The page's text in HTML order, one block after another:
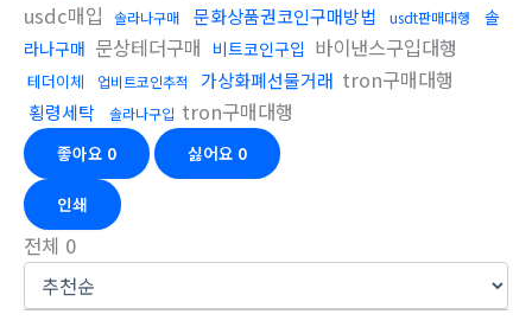
usdc매입 솔라나구매 문화상품권코인구매방법 usdt판매대행
솔
라나구매 문상테더구매 비트코인구입 바이낸스구입대행
테더이체 업비트코인추적 가상화폐선물거래 tron구매대행
횡령세탁 솔라나구입 tron구매대행
좋아요 0 싫어요 0
인쇄
전체 0